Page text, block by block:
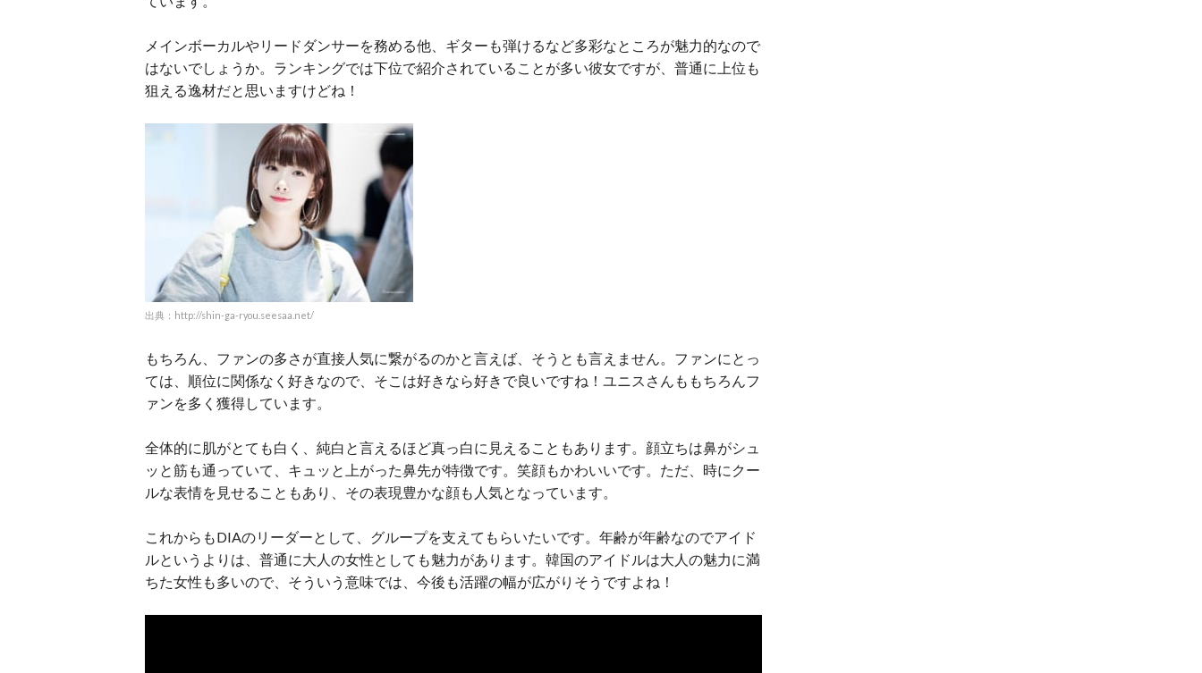
メインボーカルやリードダンサーを務める他、ギターも弾けるなど多彩なところが魅力的なので
はないでしょうか。ランキングでは下位で紹介されていることが多い彼女ですが、普通に上位も
狙える逸材だと思いますけどね！
出典：http://shin-ga-ryou.seesaa.net/
もちろん、ファンの多さが直接人気に繋がるのかと言えば、そうとも言えません。ファンにとっ
ては、順位に関係なく好きなので、そこは好きなら好きで良いですね！ユニスさんももちろんフ
ァンを多く獲得しています。
全体的に肌がとても白く、純白と言えるほど真っ白に見えることもあります。顔立ちは鼻がシュ
ッと筋も通っていて、キュッと上がった鼻先が特徴です。笑顔もかわいいです。ただ、時にクー
ルな表情を見せることもあり、その表現豊かな顔も人気となっています。
これからもDIAのリーダーとして、グループを支えてもらいたいです。年齢が年齢なのでアイド
ルというよりは、普通に大人の女性としても魅力があります。韓国のアイドルは大人の魅力に満
ちた女性も多いので、そういう意味では、今後も活躍の幅が広がりそうですよね！